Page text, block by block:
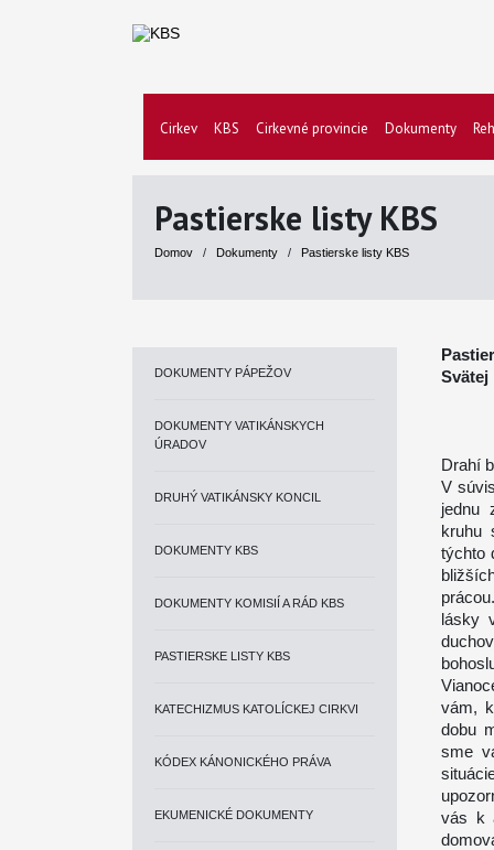
Cirkev KBS Cirkevné provincie Dokumenty
Pastierske listy KBS
Domov / Dokumenty / Pastierske listy KBS
DOKUMENTY PÁPEŽOV
DOKUMENTY VATIKÁNSKYCH
ÚRADOV
DRUHÝ VATIKÁNSKY KONCIL
DOKUMENTY KBS
DOKUMENTY KOMISIÍ A RÁD KBS
PASTIERSKE LISTY KBS
KATECHIZMUS KATOLÍCKEJ CIRKVI
KÓDEX KÁNONICKÉHO PRÁVA
EKUMENICKÉ DOKUMENTY
Svätej
Drahí
V
jednu
kruhu
týchto
lásky
vám,
dobu
sme
vás k